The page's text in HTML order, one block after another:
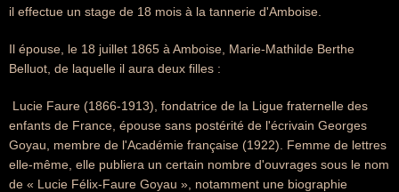
il effectue un stage de 18 mois à la tannerie d'Amboise.
Il épouse, le 18 juillet 1865 à Amboise, Marie-Mathilde Berthe
Belluot, de laquelle il aura deux filles :
 Lucie Faure (1866-1913), fondatrice de la Ligue fraternelle des
enfants de France, épouse sans postérité de l'écrivain Georges
Goyau, membre de l'Académie française (1922). Femme de lettres
elle-même, elle publiera un certain nombre d'ouvrages sous le nom
de « Lucie Félix-Faure Goyau », notamment une biographie